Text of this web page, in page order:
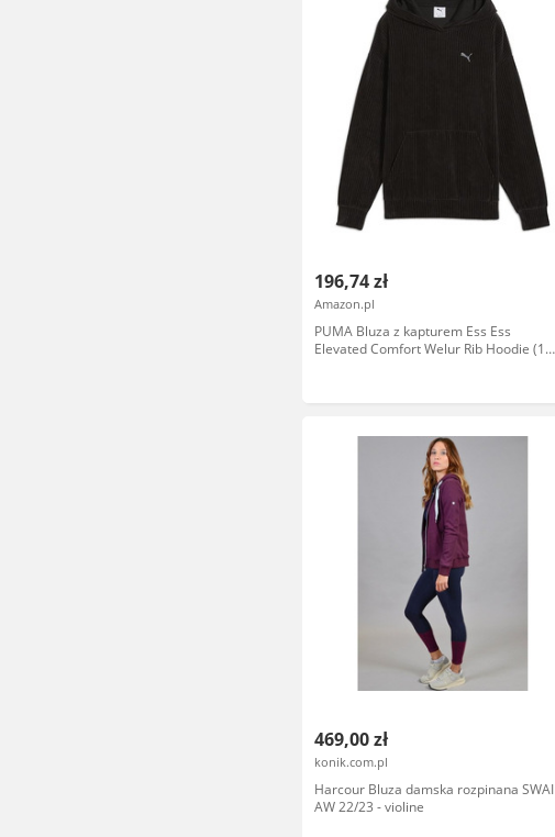
196,74 zł
Amazon.pl
PUMA Bluza z kapturem Ess Ess
Elevated Comfort Welur Rib Hoodie (1
469,00 zł
konik.com.pl
Harcour Bluza damska rozpinana SWAI
AW 22/23 - violine